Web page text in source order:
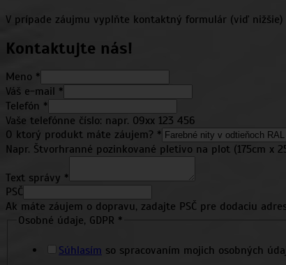
V prípade záujmu vyplňte kontaktný formulár (viď
Kontaktujte nás!
Meno *
Váš e-mail *
Telefón *
Vaše telefónne číslo: napr. 09xx 123 456
O ktorý produkt máte záujem? *
Napr. Štvorhranné pozinkované pletivo na plot (175cm x
Text správy *
PSČ
Ak máte záujem o dopravu, zadajte PSČ pre dodaciu
PSČOsobné údaje, GDPR *
Súhlasím so spracovaním mojich osobných